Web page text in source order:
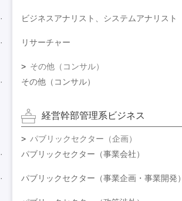
ビジネスアナリスト、システムアナリスト
リサーチャー
その他（コンサル）
その他（コンサル）
経営幹部管理系ビジネス
パブリックセクター（企画）
パブリックセクター（事業会社）
パブリックセクター（事業企画・事業開発）